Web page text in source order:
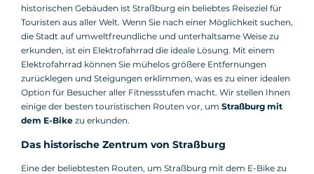
historischen Gebäuden ist Straßburg ein beliebtes Reiseziel für
Touristen aus aller Welt. Wenn Sie nach einer Möglichkeit suchen,
die Stadt auf umweltfreundliche und unterhaltsame Weise zu
erkunden, ist ein Elektrofahrrad die ideale Lösung. Mit einem
Elektrofahrrad können Sie mühelos größere Entfernungen
zurücklegen und Steigungen erklimmen, was es zu einer idealen
Option für Besucher aller Fitnessstufen macht. Wir stellen Ihnen
einige der besten touristischen Routen vor, um Straßburg mit
dem E-Bike zu erkunden.
Das historische Zentrum von Straßburg
Eine der beliebtesten Routen, um Straßburg mit dem E-Bike zu